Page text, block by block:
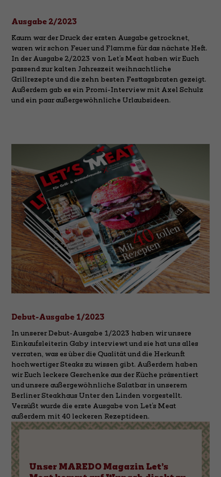
Ausgabe 2/2023
Kaum war der Druck der ersten Ausgabe getrocknet,
waren wir schon Feuer und Flamme für das nächste Heft.
In der Ausgabe 2/2023 von Let’s Meat haben wir Euch
passend zur kalten Jahreszeit weihnachtliche
Grillrezepte und die zehn besten Festtagsbraten gezeigt.
Außerdem gab es ein Promi-Interview mit Axel Schulz
und ein paar außergewöhnliche Urlaubsideen.
Debut-Ausgabe 1/2023
In unserer Debut-Ausgabe 1/2023 haben wir unsere
Einkaufsleiterin Gaby interviewt und sie hat uns alles
verraten, was es über die Qualität und die Herkunft
hochwertiger Steaks zu wissen gibt. Außerdem haben
wir Euch leckere Geschenke aus der Küche präsentiert
und unsere außergewöhnliche Salatbar in unserem
Berliner Steakhaus Unter den Linden vorgestellt.
Versüßt wurde die erste Ausgabe von Let’s Meat
außerdem mit 40 leckeren Rezeptideen.
Unser MAREDO Magazin Let’s